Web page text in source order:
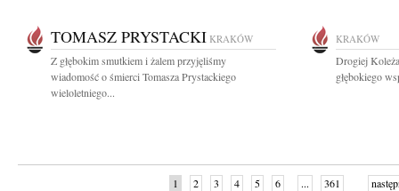
TOMASZ PRYSTACKI KRAKÓW
Z głębokim smutkiem i żalem przyjęliśmy
wiadomość o śmierci Tomasza Prystackiego
wieloletniego...
KRAKÓW
Drogiej
głębokiego
1 2 3 4 5 6 ... 361